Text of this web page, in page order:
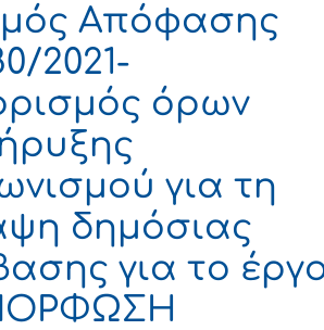
Απόφασης
2021-
όρων
για τη
δημόσιας
για το